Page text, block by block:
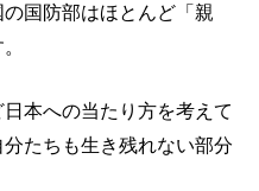
国防部はほとんど「親
本への当たり方を考えて
たちも生き残れない部分